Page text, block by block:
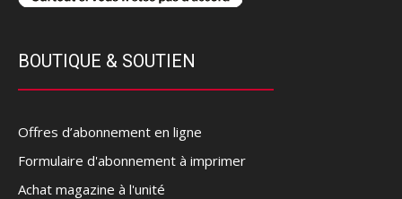
BOUTIQUE & SOUTIEN
Offres d’abonnement en ligne
Formulaire d'abonnement à imprimer
Achat magazine à l'unité